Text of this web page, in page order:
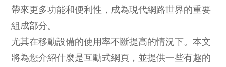
帶來更多功能和便利性，成為現代網路世界的重要
組成部分。
尤其在移動設備的使用率不斷提高的情況下。本文
將為您介紹什麼是互動式網頁，並提供一些有趣的